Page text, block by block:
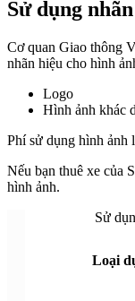
Sử dụng
Cơ quan Giao thông
nhãn hiệu cho hình
Logo
Hình ảnh khác
Phí sử dụng hình ảnh
Nếu bạn thuê xe của
hình ảnh.
Sử
Loại